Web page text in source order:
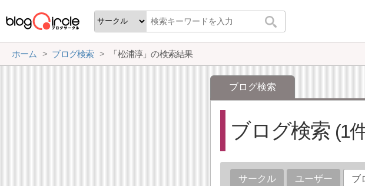
ホーム ブログ検索 「松浦淳」の検索結果
ブログ検索
ブログ検索 1
サークル ユーザー ブ